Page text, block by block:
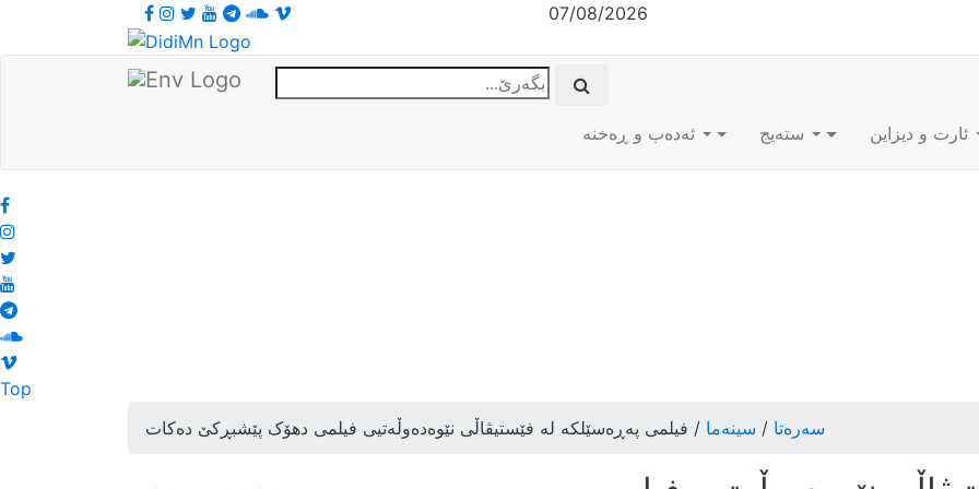
07/08/2026
ئارت و دیزاین
Top
سەرەتا / سینەما / فیلمی پەڕەسێلکە لە فێستیڤاڵی نێوەدەوڵەتیی فیلمی دهۆک پێشبڕکێ دەکات